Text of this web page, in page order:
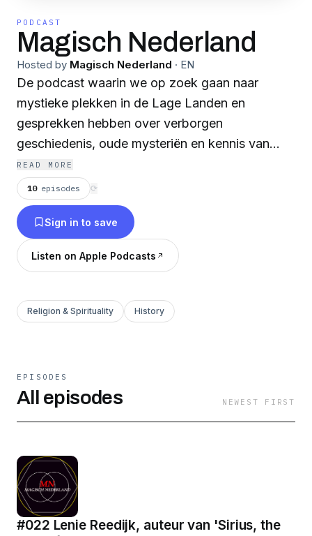
PODCAST
Magisch Nederland
Hosted by Magisch Nederland · EN
De podcast waarin we op zoek gaan naar
mystieke plekken in de Lage Landen en
gesprekken hebben over verborgen
geschiedenis, oude mysteriën en kennis van
onze voorouders.
READ MORE
10 episodes ⟳
Sign in to save
Listen on Apple Podcasts
Religion & Spirituality History
EPISODES
All episodes NEWEST FIRST
#022 Lenie Reedijk, auteur van 'Sirius, the